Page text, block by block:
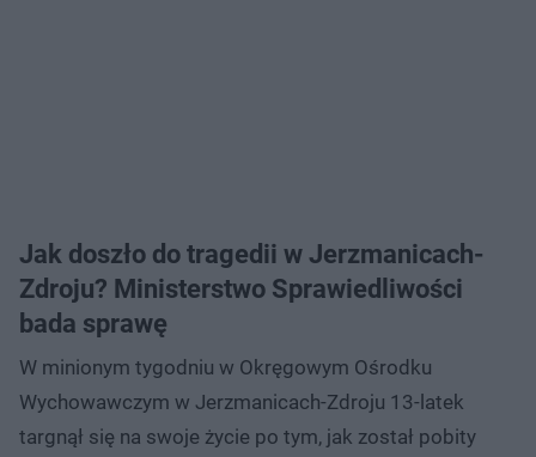
Jak doszło do tragedii w Jerzmanicach-
Zdroju? Ministerstwo Sprawiedliwości
bada sprawę
W minionym tygodniu w Okręgowym Ośrodku
Wychowawczym w Jerzmanicach-Zdroju 13-latek
targnął się na swoje życie po tym, jak został pobity